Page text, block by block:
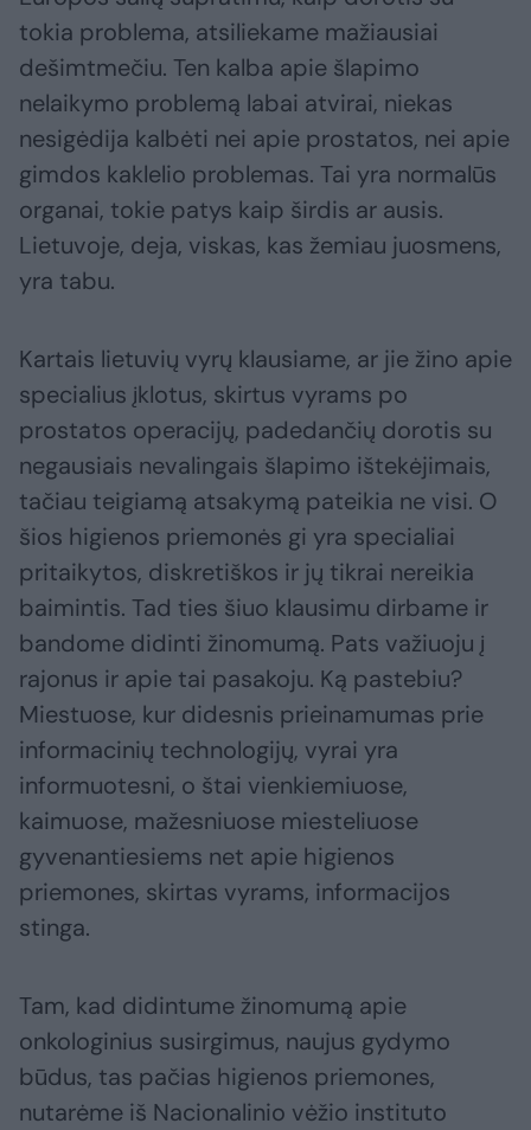
tokia problema, atsiliekame mažiausiai
dešimtmečiu. Ten kalba apie šlapimo
nelaikymo problemą labai atvirai, niekas
nesigėdija kalbėti nei apie prostatos, nei apie
gimdos kaklelio problemas. Tai yra normalūs
organai, tokie patys kaip širdis ar ausis.
Lietuvoje, deja, viskas, kas žemiau juosmens,
yra tabu.
Kartais lietuvių vyrų klausiame, ar jie žino apie
specialius įklotus, skirtus vyrams po
prostatos operacijų, padedančių dorotis su
negausiais nevalingais šlapimo ištekėjimais,
tačiau teigiamą atsakymą pateikia ne visi. O
šios higienos priemonės gi yra specialiai
pritaikytos, diskretiškos ir jų tikrai nereikia
baimintis. Tad ties šiuo klausimu dirbame ir
bandome didinti žinomumą. Pats važiuoju į
rajonus ir apie tai pasakoju. Ką pastebiu?
Miestuose, kur didesnis prieinamumas prie
informacinių technologijų, vyrai yra
informuotesni, o štai vienkiemiuose,
kaimuose, mažesniuose miesteliuose
gyvenantiesiems net apie higienos
priemones, skirtas vyrams, informacijos
stinga.
Tam, kad didintume žinomumą apie
onkologinius susirgimus, naujus gydymo
būdus, tas pačias higienos priemones,
nutarėme iš Nacionalinio vėžio instituto